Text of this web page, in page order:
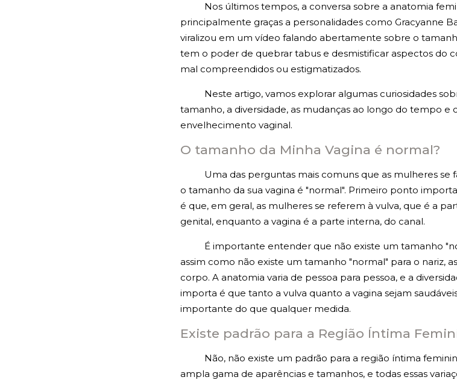
ÍNTIMA
TUDO SOBRE
TUDO SOBRE
GUIA DA CIRURGIA
MÍDIA
Nos últimos tempos, a conversa sobre a anatomia
principalmente graças a personalidades como Gracyanne
viralizou em um vídeo falando abertamente sobre o
tem o poder de quebrar tabus e desmistificar aspectos do
mal compreendidos ou estigmatizados.
Neste artigo, vamos explorar algumas curiosidades
tamanho, a diversidade, as mudanças ao longo do tempo e
envelhecimento vaginal.
O tamanho da Minha Vagina é normal?
Uma das perguntas mais comuns que as mulheres
o tamanho da sua vagina é "normal". Primeiro ponto
é que, em geral, as mulheres se referem à vulva, que é a
genital, enquanto a vagina é a parte interna, do canal.
É importante entender que não existe um tamanho
assim como não existe um tamanho "normal" para o nariz,
corpo. A anatomia varia de pessoa para pessoa, e a
importa é que tanto a vulva quanto a vagina sejam
importante do que qualquer medida.
Existe padrão para a Região Íntima
Não, não existe um padrão para a região íntima
ampla gama de aparências e tamanhos, e todas essas